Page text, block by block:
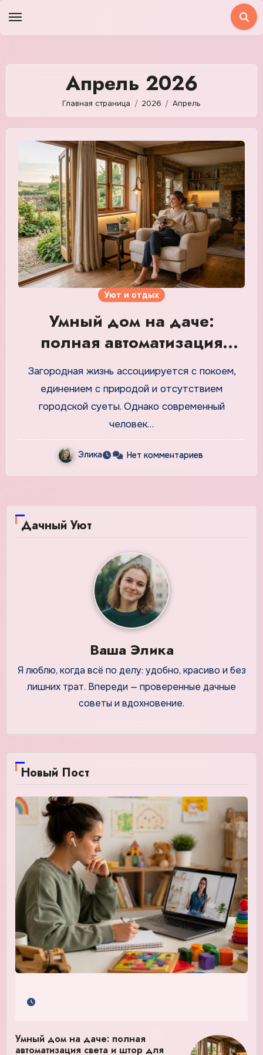
Апрель 2026
Главная страница 2026 Апрель
Уют и отдых
Умный дом на даче:
полная автоматизация
света и штор для
идеального отдыха
Загородная жизнь ассоциируется с покоем,
единением с природой и отсутствием
городской суеты. Однако современный
человек…
Элика Нет комментариев
Дачный Уют
Ваша Элика
Я люблю, когда всё по делу: удобно, красиво и без
лишних трат. Впереди — проверенные дачные
советы и вдохновение.
Новый Пост
Умный дом на даче: полная
автоматизация света и штор для